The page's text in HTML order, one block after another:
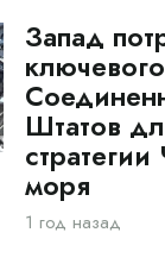
Запад
Штатов
моря
1 год назад